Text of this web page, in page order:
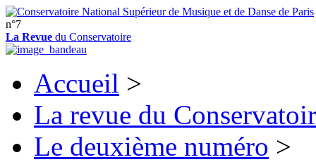
n°7
La Revue du Conservatoire
Accueil >
La revue du
Le deuxième numéro >